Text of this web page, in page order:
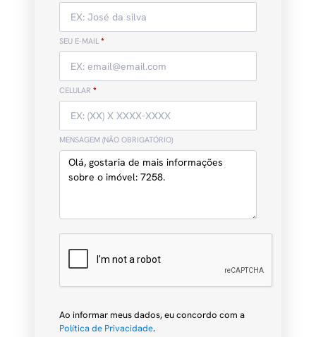
SEU E-MAIL *
CELULAR *
MENSAGEM (NÃO OBRIGATÓRIO)
Ao informar meus dados, eu concordo com a
Política de Privacidade.